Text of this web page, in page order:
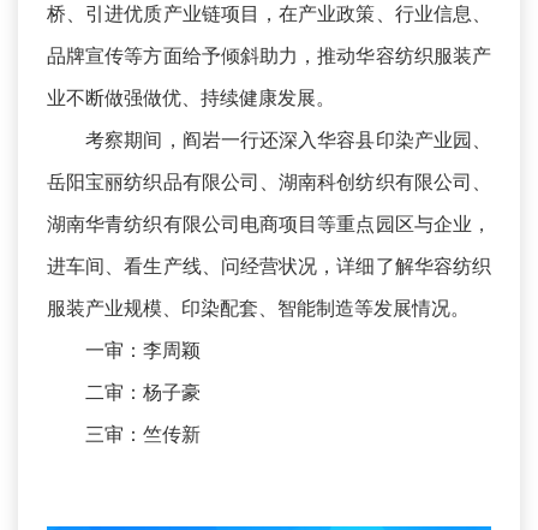
桥、引进优质产业链项目，在产业政策、行业信息、
品牌宣传等方面给予倾斜助力，推动华容纺织服装产
业不断做强做优、持续健康发展。
考察期间，阎岩一行还深入华容县印染产业园、
岳阳宝丽纺织品有限公司、湖南科创纺织有限公司、
湖南华青纺织有限公司电商项目等重点园区与企业，
进车间、看生产线、问经营状况，详细了解华容纺织
服装产业规模、印染配套、智能制造等发展情况。
一审：李周颖
二审：杨子豪
三审：竺传新